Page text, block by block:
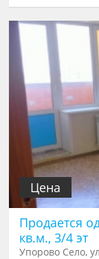
Цена
Продается
кв.м., 3/4 эт
Упорово Село,